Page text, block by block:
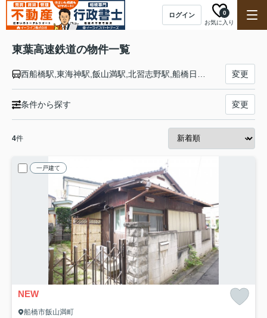
ログイン
お気に入り
0
東葉高速鉄道の物件一覧
変更
条件から探す 変更
4件
一戸建て
NEW
船橋市飯山満町